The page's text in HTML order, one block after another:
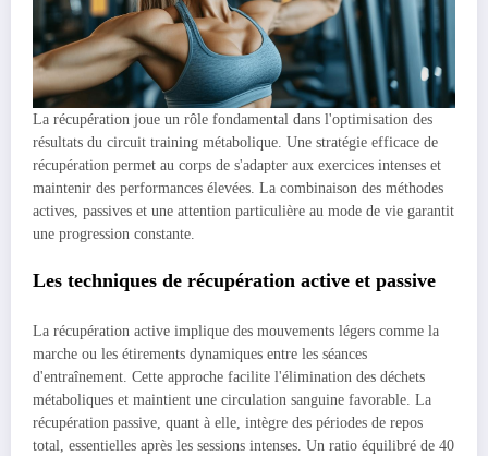
La récupération joue un rôle fondamental dans l'optimisation des
résultats du circuit training métabolique. Une stratégie efficace de
récupération permet au corps de s'adapter aux exercices intenses et
maintenir des performances élevées. La combinaison des méthodes
actives, passives et une attention particulière au mode de vie garantit
une progression constante.
Les techniques de récupération active et passive
La récupération active implique des mouvements légers comme la
marche ou les étirements dynamiques entre les séances
d'entraînement. Cette approche facilite l'élimination des déchets
métaboliques et maintient une circulation sanguine favorable. La
récupération passive, quant à elle, intègre des périodes de repos
total, essentielles après les sessions intenses. Un ratio équilibré de 40